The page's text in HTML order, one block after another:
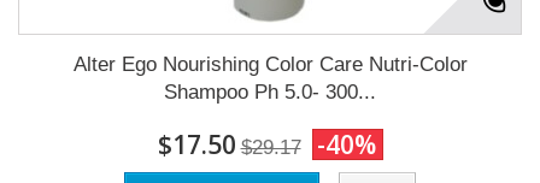
Alter Ego Nourishing Color Care Nutri-Color
Shampoo Ph 5.0- 300...
$17.50 $29.17 -40%